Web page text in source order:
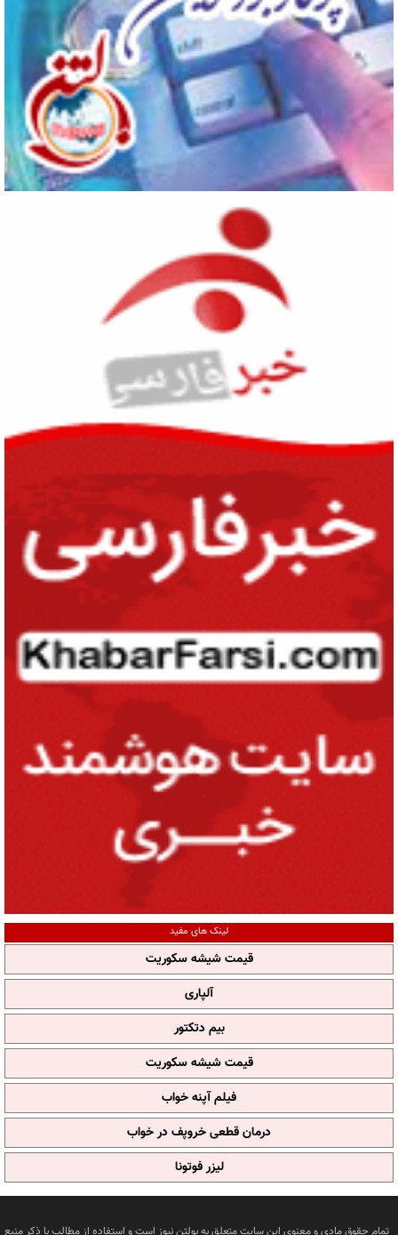
لینک های مفید
قیمت شیشه سکوریت
آلپاری
بیم دتکتور
قیمت شیشه سکوریت
فیلم آپنه خواب
درمان قطعی خروپف در خواب
لیزر فوتونا
تمام حقوق مادی و معنوی این سایت متعلق به بولتن نیوز است و استفاده از مطالب با ذکر منبع